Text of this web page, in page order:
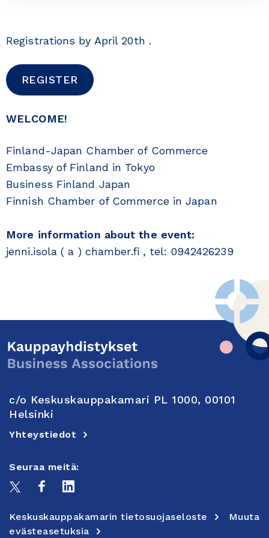
Registrations by April 20th .
REGISTER
WELCOME!
Finland-Japan Chamber of Commerce
Embassy of Finland in Tokyo
Business Finland Japan
Finnish Chamber of Commerce in Japan
More information about the event:
jenni.isola ( a ) chamber.fi , tel: 0942426239
c/o Keskuskauppakamari PL 1000, 00101
Helsinki
Yhteystiedot
Seuraa meitä:
Keskuskauppakamarin tietosuojaseloste
Muuta
evästeasetuksia